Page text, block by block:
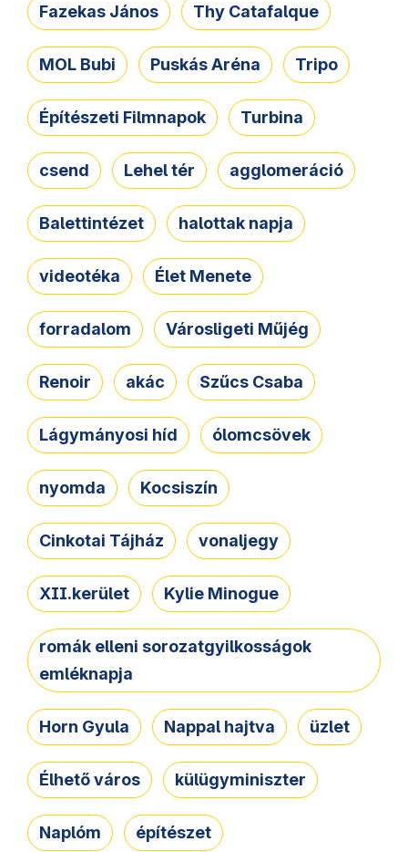
Fazekas János Thy Catafalque
MOL Bubi Puskás Aréna Tripo
Építészeti Filmnapok Turbina
csend Lehel tér agglomeráció
Balettintézet halottak napja
videotéka Élet Menete
forradalom Városligeti Műjég
Renoir akác Szűcs Csaba
Lágymányosi híd ólomcsövek
nyomda Kocsiszín
Cinkotai Tájház vonaljegy
XII.kerület Kylie Minogue
romák elleni sorozatgyilkosságok
emléknapja
Horn Gyula Nappal hajtva üzlet
Élhető város külügyminiszter
Naplóm építészet